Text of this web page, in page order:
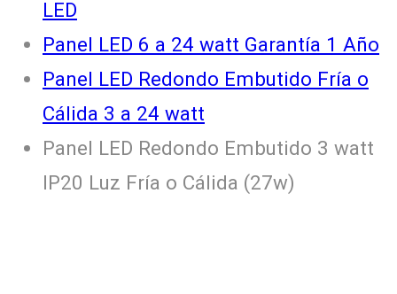
LED
Panel LED 6 a 24 watt Garantía 1 Año
Panel LED Redondo Embutido Fría o
Cálida 3 a 24 watt
Panel LED Redondo Embutido 3 watt
IP20 Luz Fría o Cálida (27w)